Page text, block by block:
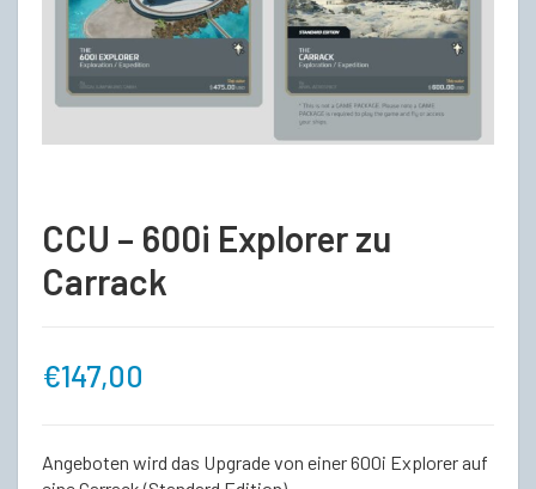
CCU – 600i Explorer zu
Carrack
€147,00
Angeboten wird das Upgrade von einer 600i Explorer auf